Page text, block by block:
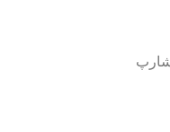
شارپ